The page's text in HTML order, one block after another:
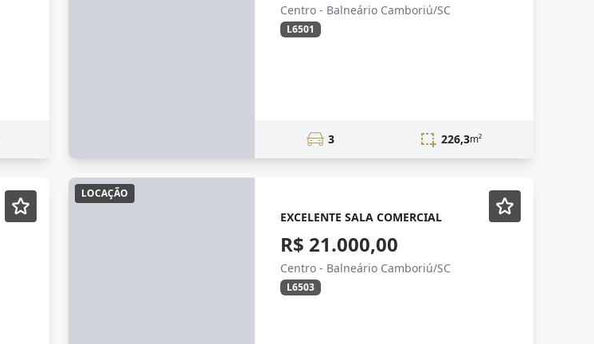
Centro - Balneário Camboriú/SC
L6501
3 226,3m²
LOCAÇÃO
EXCELENTE SALA COMERCIAL
R$ 21.000,00
Centro - Balneário Camboriú/SC
L6503